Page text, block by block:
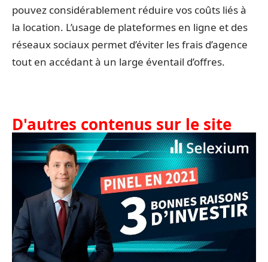
pouvez considérablement réduire vos coûts liés à
la location. L’usage de plateformes en ligne et des
réseaux sociaux permet d’éviter les frais d’agence
tout en accédant à un large éventail d’offres.
D'autres contenus sur le site